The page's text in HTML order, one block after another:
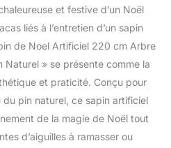
et festive d’un Noël
liés à l’entretien d’un sapin
de Noel Artificiel 220 cm Arbre
Naturel » se présente comme la
et praticité. Conçu pour
pin naturel, ce sapin artificiel
de la magie de Noël tout
d’aiguilles à ramasser ou